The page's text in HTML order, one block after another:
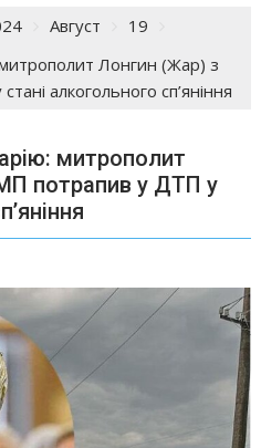
Август
19
Лонгин (Жар) з
алкогольного сп’яніння
митрополит
потрапив у ДТП у